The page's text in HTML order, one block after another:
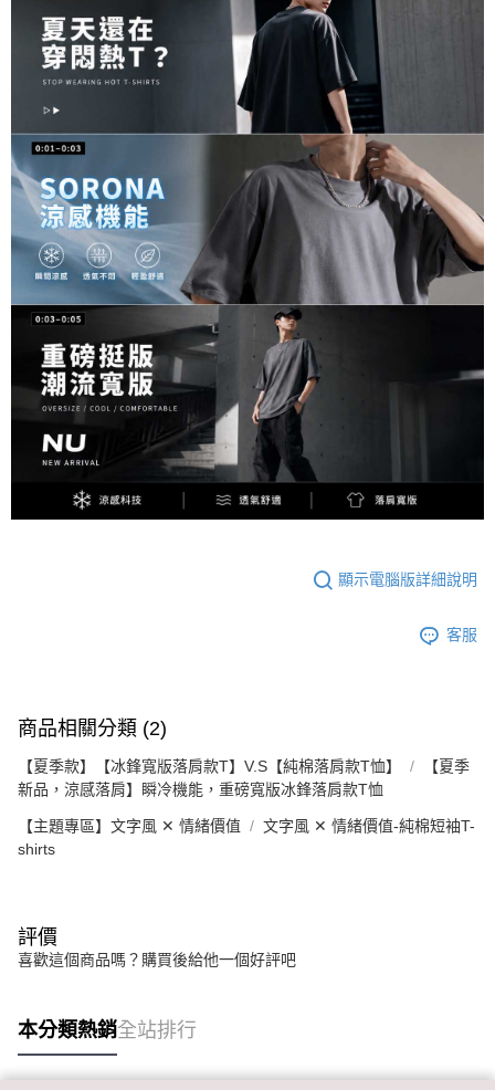
顯示電腦版詳細說明
客服
商品相關分類 (2)
【夏季款】【冰鋒寬版落肩款T】V.S【純棉落肩款T恤】
【夏季
新品，涼感落肩】瞬冷機能，重磅寬版冰鋒落肩款T恤
【主題專區】文字風 ✕ 情緒價值
文字風 ✕ 情緒價值-純棉短袖T-
shirts
評價
喜歡這個商品嗎？購買後給他一個好評吧
本分類熱銷全站排行